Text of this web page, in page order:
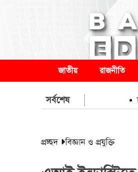
জাতীয় রাজনীতি
সর্বশেষ ঢাকায়
প্রচ্ছদ বিজ্ঞান ও প্রযুক্তি